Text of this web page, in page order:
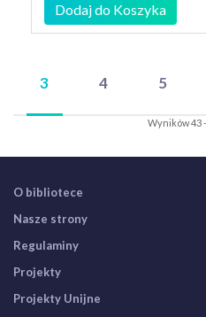
Dodaj do Koszyka
3 4 5
Wyników 43
O bibliotece
Nasze strony
Regulaminy
Projekty
Projekty Unijne